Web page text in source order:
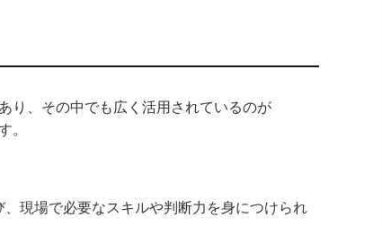
り、その中でも広く活用されているのが
。
現場で必要なスキルや判断力を身につけられ